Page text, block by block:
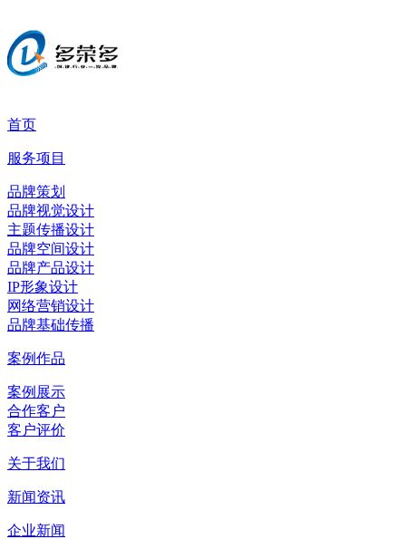
首页
服务项目
品牌策划
品牌视觉设计
主题传播设计
品牌空间设计
品牌产品设计
IP形象设计
网络营销设计
品牌基础传播
案例作品
案例展示
合作客户
客户评价
关于我们
新闻资讯
企业新闻